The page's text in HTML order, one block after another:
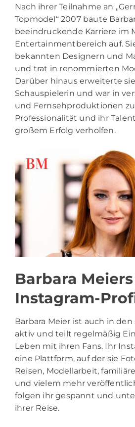
Nach ihrer Teilnahme an
Topmodel“ 2007 baute
beeindruckende Karriere im
Entertainmentbereich auf.
bekannten Designern und
und trat in renommierten
Darüber hinaus erweiterte
Schauspielerin und war in
und Fernsehproduktionen
Professionalität und ihr
großem Erfolg verholfen.
Barbara Meiers
Instagram-
Barbara Meier ist auch in
aktiv und teilt regelmäßig
Leben mit ihren Fans. Ihr
eine Plattform, auf der sie
Reisen, Modellarbeit,
und vielem mehr
folgen ihr gespannt und
ihrer Reise.